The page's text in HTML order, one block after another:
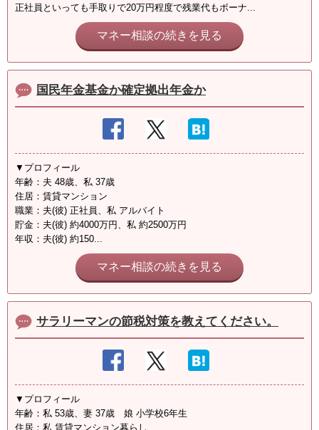
正社員といっても手取りで20万円程度で残業代もボーナ...
マネー相談の続きを見る
国民年金基金か確定拠出年金か
▼プロフィール
年齢：夫 48歳、私 37歳
住居：賃貸マンション
職業：夫(彼) 正社員、私 アルバイト
貯金：夫(彼) 約4000万円、私 約2500万円
年収：夫(彼) 約150...
マネー相談の続きを見る
サラリーマンの節税対策を教えてください。
▼プロフィール
年齢：私 53歳、妻 37歳 娘 小学校6年生
住居：私 賃貸マンション暮らし